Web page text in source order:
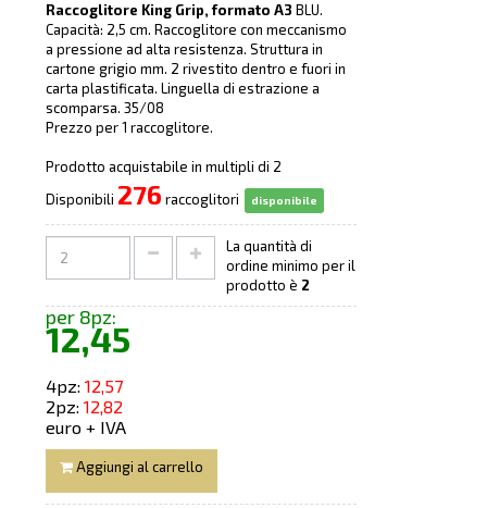
Raccoglitore King Grip, formato A3 BLU.
Capacità: 2,5 cm. Raccoglitore con meccanismo
a pressione ad alta resistenza. Struttura in
cartone grigio mm. 2 rivestito dentro e fuori in
carta plastificata. Linguella di estrazione a
scomparsa. 35/08
Prezzo per 1 raccoglitore.
Prodotto acquistabile in multipli di 2
Disponibili 276 raccoglitori disponibile
La quantità di
ordine minimo per il
prodotto è 2
per 8pz:
12,45
4pz: 12,57
2pz: 12,82
euro + IVA
Aggiungi al carrello